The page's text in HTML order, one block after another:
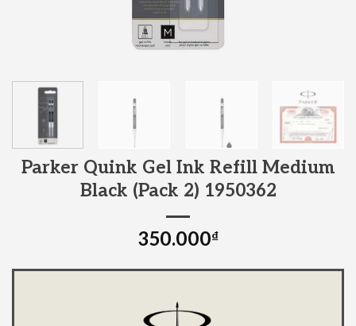
Parker Quink Gel Ink Refill Medium
Black (Pack 2) 1950362
350.000₫